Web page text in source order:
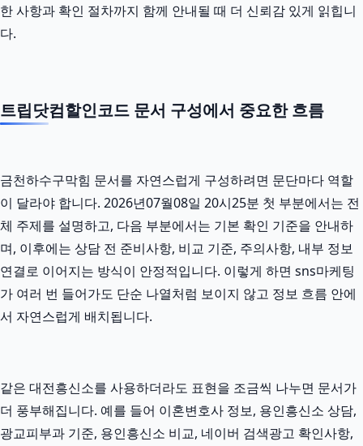
한 사항과 확인 절차까지 함께 안내될 때 더 신뢰감 있게 읽힙니
다.
트립닷컴할인코드 문서 구성에서 중요한 흐름
금천하수구막힘 문서를 자연스럽게 구성하려면 문단마다 역할
이 달라야 합니다. 2026년07월08일 20시25분 첫 부분에서는 전
체 주제를 설명하고, 다음 부분에서는 기본 확인 기준을 안내하
며, 이후에는 상담 전 준비사항, 비교 기준, 주의사항, 내부 정보
연결로 이어지는 방식이 안정적입니다. 이렇게 하면 sns마케팅
가 여러 번 들어가도 단순 나열처럼 보이지 않고 정보 흐름 안에
서 자연스럽게 배치됩니다.
같은 대전흥신소를 사용하더라도 표현을 조금씩 나누면 문서가
더 풍부해집니다. 예를 들어 이혼변호사 정보, 용인흥신소 상담,
광교피부과 기준, 용인흥신소 비교, 네이버 검색광고 확인사항,